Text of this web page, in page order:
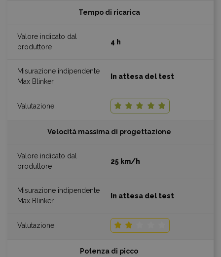
Tempo di ricarica
4 h
In attesa del test
Velocità massima di progettazione
25 km/h
In attesa del test
Potenza di picco